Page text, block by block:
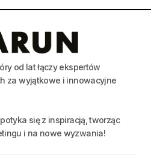
od lat łączy ekspertów
za wyjątkowe i innowacyjne
się z inspiracją, tworząc
i na nowe wyzwania!